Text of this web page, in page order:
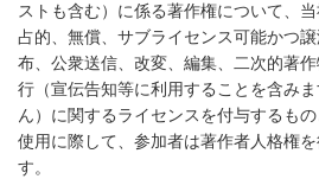
ストも含む）に係る著作権について、
占的、無償、サブライセンス可能かつ
布、公衆送信、改変、編集、二次的著
行（宣伝告知等に利用することを含み
ん）に関するライセンスを付与するも
使用に際して、参加者は著作者人格権
す。